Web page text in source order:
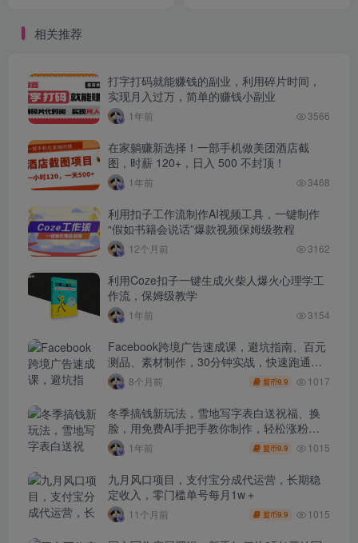
相关推荐
打字打码就能赚钱的副业，利用碎片时间，
实现月入过万，简单的赚钱小副业
1年前 3566
在家躺赚新选择！一部手机做美团酒店截
图，时薪 120+，日入 500 不封顶！
1年前 3468
利用扣子工作流制作AI视频工具，一键制作
“假如书籍会说话”爆款视频保姆级教程
12个月前 3162
利用Coze扣子一键生成火柴人爆火心理学工
作流，保姆级教学
1年前 3154
Facebook跨境广告速成课，避坑指南、百元
测品、素材制作，30分钟实战，快速跑通首
单出单8个月前 盟币9.9 1017
冬季搞钱新玩法，雪地写字表白送祝福、换
脸，用免费AI手把手教你制作，轻松涨粉
3.5w，接单到手软
1年前 盟币9.9 1015
九月风口项目，支付宝分成代运营，长期稳
定收入，零门槛单号每月1w＋
11个月前 盟币9.9 1015